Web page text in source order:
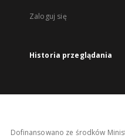
Zaloguj się
Historia przeglądania
Dofinansowano ze środków